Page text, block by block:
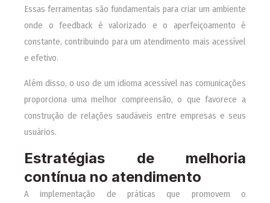
Essas ferramentas são fundamentais para criar um ambiente
onde o feedback é valorizado e o aperfeiçoamento é
constante, contribuindo para um atendimento mais acessível
e efetivo.
Além disso, o uso de um idioma acessível nas comunicações
proporciona uma melhor compreensão, o que favorece a
construção de relações saudáveis entre empresas e seus
usuários.
Estratégias de melhoria
contínua no atendimento
A implementação de práticas que promovem o